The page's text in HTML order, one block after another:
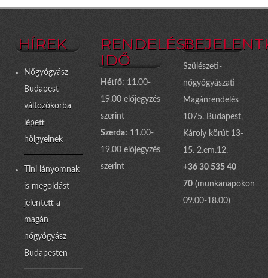
HÍREK
Nőgyógyász
Budapest
változókorba
lépett
hölgyeinek
Tini lányomnak
is megoldást
jelentett a
magán
nőgyógyász
Budapesten
RENDELÉSI
IDŐ
Hétfő: 11.00-
19.00 előjegyzés
szerint
Szerda: 11.00-
19.00 előjegyzés
szerint
Szülészeti-
nőgyógyászati
Magánrendelés
1075. Budapest,
Károly körút 13-
15. 2.em.12.
+36 30 535 40
70(munkanapokon
09.00-18.00)